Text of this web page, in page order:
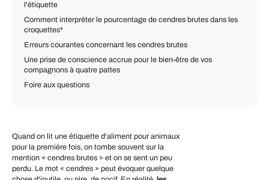
l'étiquette
Comment interpréter le pourcentage de cendres brutes dans les
croquettes*
Erreurs courantes concernant les cendres brutes
Une prise de conscience accrue pour le bien-être de vos
compagnons à quatre pattes
Foire aux questions
Quand on lit une étiquette d'aliment pour animaux
pour la première fois, on tombe souvent sur la
mention « cendres brutes » et on se sent un peu
perdu. Le mot « cendres » peut évoquer quelque